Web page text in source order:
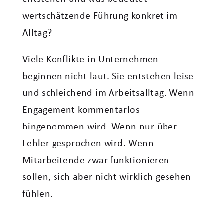
wertschätzende Führung konkret im
Alltag?
Viele Konflikte in Unternehmen
beginnen nicht laut. Sie entstehen leise
und schleichend im Arbeitsalltag. Wenn
Engagement kommentarlos
hingenommen wird. Wenn nur über
Fehler gesprochen wird. Wenn
Mitarbeitende zwar funktionieren
sollen, sich aber nicht wirklich gesehen
fühlen.